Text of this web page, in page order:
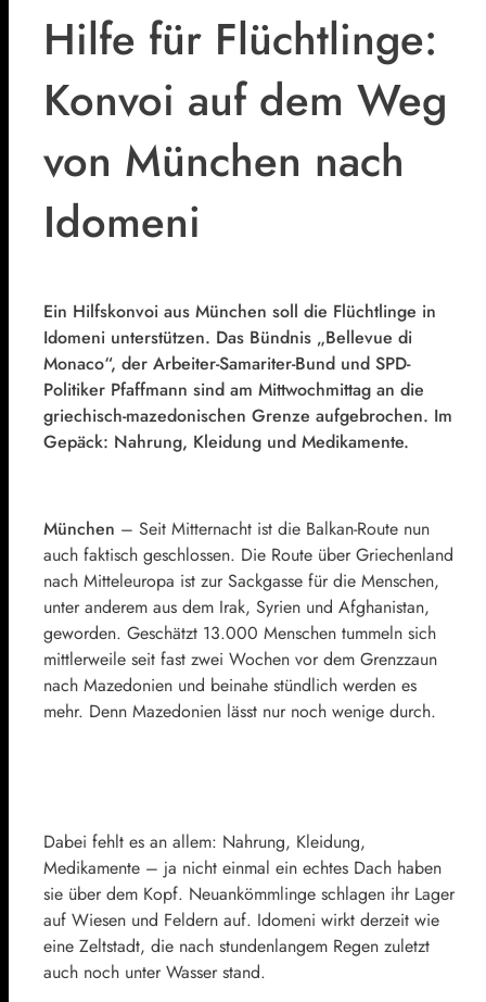
Hilfe für Flüchtlinge:
Konvoi auf dem Weg
von München nach
Idomeni
Ein Hilfskonvoi aus München soll die Flüchtlinge in
Idomeni unterstützen. Das Bündnis „Bellevue di
Monaco“, der Arbeiter-Samariter-Bund und SPD-
Politiker Pfaffmann sind am Mittwochmittag an die
griechisch-mazedonischen Grenze aufgebrochen. Im
Gepäck: Nahrung, Kleidung und Medikamente.
München – Seit Mitternacht ist die Balkan-Route nun
auch faktisch geschlossen. Die Route über Griechenland
nach Mitteleuropa ist zur Sackgasse für die Menschen,
unter anderem aus dem Irak, Syrien und Afghanistan,
geworden. Geschätzt 13.000 Menschen tummeln sich
mittlerweile seit fast zwei Wochen vor dem Grenzzaun
nach Mazedonien und beinahe stündlich werden es
mehr. Denn Mazedonien lässt nur noch wenige durch.
Dabei fehlt es an allem: Nahrung, Kleidung,
Medikamente – ja nicht einmal ein echtes Dach haben
sie über dem Kopf. Neuankömmlinge schlagen ihr Lager
auf Wiesen und Feldern auf. Idomeni wirkt derzeit wie
eine Zeltstadt, die nach stundenlangem Regen zuletzt
auch noch unter Wasser stand.